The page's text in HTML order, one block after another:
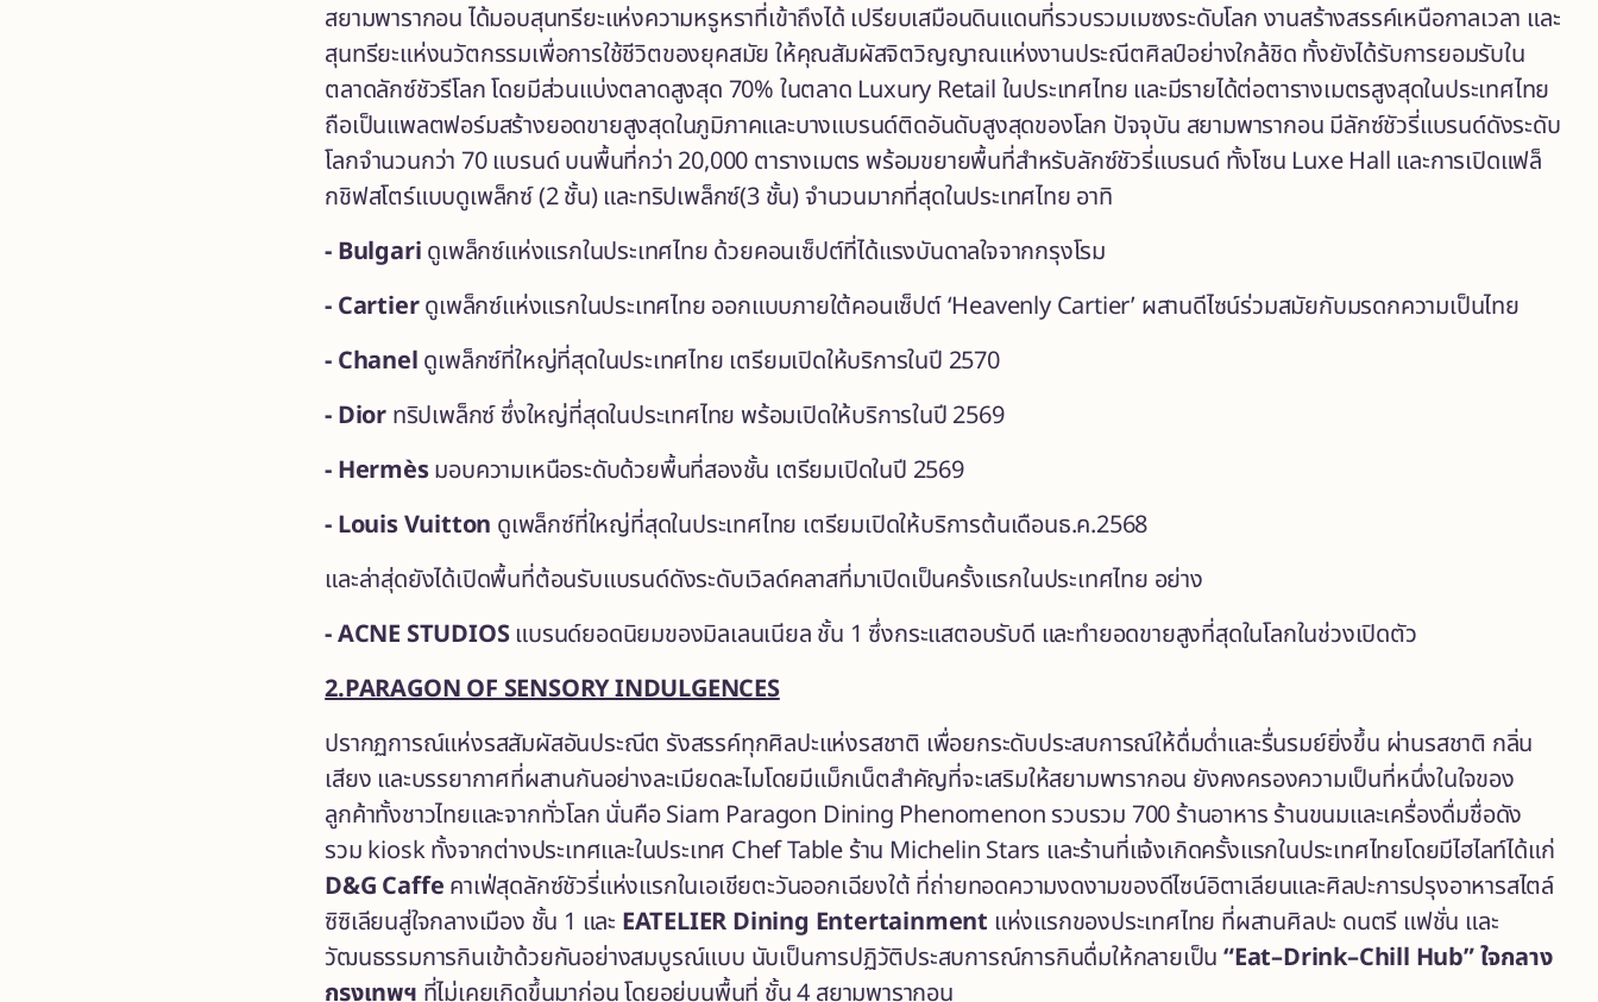
สยามพารากอน ได้มอบสุนทรียะแห่งความหรูหราที่เข้าถึงได้ เปรียบเสมือนดินแดนที่รวบรวมเมซงระดับโลก งานสร้างสรรค์เหนือกาลเวลา และ
สุนทรียะแห่งนวัตกรรมเพื่อการใช้ชีวิตของยุคสมัย ให้คุณสัมผัสจิตวิญญาณแห่งงานประณีตศิลป์อย่างใกล้ชิด ทั้งยังได้รับการยอมรับใน
ตลาดลักซ์ชัวรีโลก โดยมีส่วนแบ่งตลาดสูงสุด 70% ในตลาด Luxury Retail ในประเทศไทย และมีรายได้ต่อตารางเมตรสูงสุดในประเทศไทย
ถือเป็นแพลตฟอร์มสร้างยอดขายสูงสุดในภูมิภาคและบางแบรนด์ติดอันดับสูงสุดของโลก ปัจจุบัน สยามพารากอน มีลักซ์ชัวรี่แบรนด์ดังระดับ
โลกจำนวนกว่า 70 แบรนด์ บนพื้นที่กว่า 20,000 ตารางเมตร พร้อมขยายพื้นที่สำหรับลักซ์ชัวรี่แบรนด์ ทั้งโซน Luxe Hall และการเปิดแฟล็
กชิฟสโตร์แบบดูเพล็กซ์ (2 ชั้น) และทริปเพล็กซ์(3 ชั้น) จำนวนมากที่สุดในประเทศไทย อาทิ
- Bulgari ดูเพล็กซ์แห่งแรกในประเทศไทย ด้วยคอนเซ็ปต์ที่ได้แรงบันดาลใจจากกรุงโรม
- Cartierดูเพล็กซ์แห่งแรกในประเทศไทย ออกแบบภายใต้คอนเซ็ปต์ ‘Heavenly Cartier’ ผสานดีไซน์ร่วมสมัยกับมรดกความเป็นไทย
- Chanel ดูเพล็กซ์ที่ใหญ่ที่สุดในประเทศไทย เตรียมเปิดให้บริการในปี 2570
- Dior ทริปเพล็กซ์ ซึ่งใหญ่ที่สุดในประเทศไทย พร้อมเปิดให้บริการในปี 2569
- Hermèsมอบความเหนือระดับด้วยพื้นที่สองชั้น เตรียมเปิดในปี 2569
- LouisVuitton ดูเพล็กซ์ที่ใหญ่ที่สุดในประเทศไทย เตรียมเปิดให้บริการต้นเดือนธ.ค.2568
และล่าสุ่ดยังได้เปิดพื้นที่ต้อนรับแบรนด์ดังระดับเวิลด์คลาสที่มาเปิดเป็นครั้งแรกในประเทศไทย อย่าง
- ACNE STUDIOS แบรนด์ยอดนิยมของมิลเลนเนียล ชั้น 1 ซึ่งกระแสตอบรับดี และทำยอดขายสูงที่สุดในโลกในช่วงเปิดตัว
2.PARAGON OF SENSORY INDULGENCES
ปรากฏการณ์แห่งรสสัมผัสอันประณีต รังสรรค์ทุกศิลปะแห่งรสชาติ เพื่อยกระดับประสบการณ์ให้ดื่มด่ำและรื่นรมย์ยิ่งขึ้น ผ่านรสชาติ กลิ่น
เสียง และบรรยากาศที่ผสานกันอย่างละเมียดละไมโดยมีแม็กเน็ตสำคัญที่จะเสริมให้สยามพารากอน ยังคงครองความเป็นที่หนึ่งในใจของ
ลูกค้าทั้งชาวไทยและจากทั่วโลก นั่นคือ Siam Paragon Dining Phenomenon รวบรวม 700 ร้านอาหาร ร้านขนมและเครื่องดื่มชื่อดัง
รวม kiosk ทั้งจากต่างประเทศและในประเทศ Chef Table ร้าน Michelin Stars และร้านที่แจ้งเกิดครั้งแรกในประเทศไทยโดยมีไฮไลท์ได้แก่
D&G Caffe คาเฟ่สุดลักซ์ชัวรี่แห่งแรกในเอเชียตะวันออกเฉียงใต้ ที่ถ่ายทอดความงดงามของดีไซน์อิตาเลียนและศิลปะการปรุงอาหารสไตล์
ซิซิเลียนสู่ใจกลางเมือง ชั้น 1 และ EATELIER Dining Entertainment แห่งแรกของประเทศไทย ที่ผสานศิลปะ ดนตรี แฟชั่น และ
วัฒนธรรมการกินเข้าด้วยกันอย่างสมบูรณ์แบบ นับเป็นการปฏิวัติประสบการณ์การกินดื่มให้กลายเป็น “Eat–Drink–Chill Hub” ใจกลาง
กรุงเทพฯ ที่ไม่เคยเกิดขึ้นมาก่อน โดยอยู่บนพื้นที่ ชั้น 4 สยามพารากอน